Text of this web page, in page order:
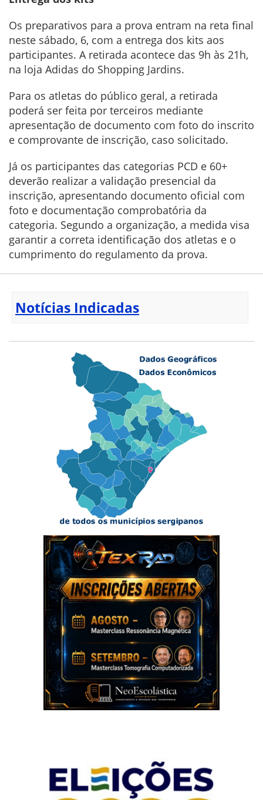
Os preparativos para a prova entram na reta final
neste sábado, 6, com a entrega dos kits aos
participantes. A retirada acontece das 9h às 21h,
na loja Adidas do Shopping Jardins.
Para os atletas do público geral, a retirada
poderá ser feita por terceiros mediante
apresentação de documento com foto do inscrito
e comprovante de inscrição, caso solicitado.
Já os participantes das categorias PCD e 60+
deverão realizar a validação presencial da
inscrição, apresentando documento oficial com
foto e documentação comprobatória da
categoria. Segundo a organização, a medida visa
garantir a correta identificação dos atletas e o
cumprimento do regulamento da prova.
Notícias Indicadas